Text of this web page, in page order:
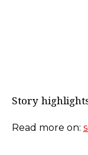
Story
Read more on: